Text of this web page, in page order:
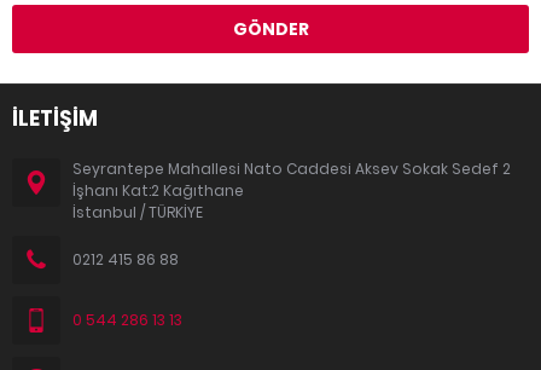
İLETİŞİM
Seyrantepe Mahallesi Nato Caddesi Aksev Sokak Sedef 2
İşhanı Kat:2 Kağıthane
İstanbul / TÜRKİYE
0212 415 86 88
0 544 286 13 13